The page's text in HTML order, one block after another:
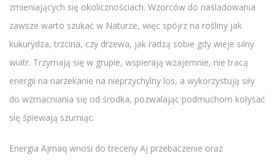
zmieniających się okolicznościach. Wzorców do naśladowania
zawsze warto szukać w Naturze, więc spójrz na rośliny jak
kukurydza, trzcina, czy drzewa, jak radzą sobie gdy wieje silny
wiatr. Trzymają się w grupie, wspierają wzajemnie, nie tracą
energii na narzekanie na nieprzychylny los, a wykorzystują siły
do wzmacniania się od środka, pozwalając podmuchom kołysać
się śpiewają szumiąc.
Energia Ajmaq wnosi do treceny Aj przebaczenie oraz